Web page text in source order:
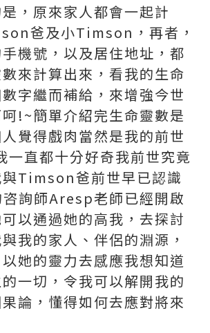
，原來家人都會一起計
爸及小Timson，再者，
機號，以及居住地址，都
來計算出來，看我的生命
字繼而補給，來增強今世
!~簡單介紹完生命靈數是
覺得戲肉當然是我的前世
一直都十分好奇我前世究竟
Timson爸前世早已認識
詢師Aresp老師已經開啟
以通過她的高我，去探討
我的家人、伴侶的淵源，
她的靈力去感應我想知道
一切，令我可以解開我的
論，懂得如何去應對將來